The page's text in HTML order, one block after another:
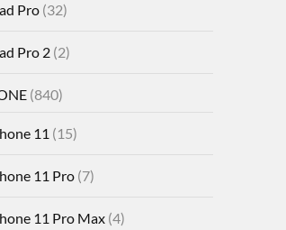
Pro(32)
Pro 2(2)
(840)
11 (15)
11 Pro(7)
11 Pro Max(4)